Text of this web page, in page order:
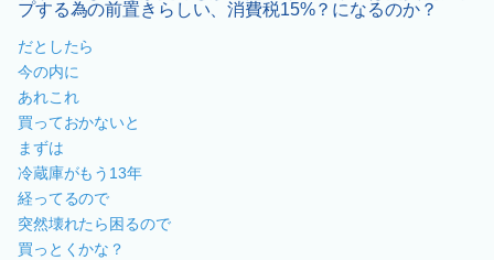
プする為の前置きらしい、消費税15%？になるのか？
だとしたら
今の内に
あれこれ
買っておかないと
まずは
冷蔵庫がもう13年
経ってるので
突然壊れたら困るので
買っとくかな？